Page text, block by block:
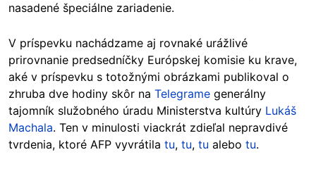
nasadené špeciálne zariadenie.
V príspevku nachádzame aj rovnaké urážlivé
prirovnanie predsedníčky Európskej komisie ku krave,
aké v príspevku s totožnými obrázkami publikoval o
zhruba dve hodiny skôr na Telegrame generálny
tajomník služobného úradu Ministerstva kultúry Lukáš
Machala. Ten v minulosti viackrát zdieľal nepravdivé
tvrdenia, ktoré AFP vyvrátila tu, tu, tu alebo tu.